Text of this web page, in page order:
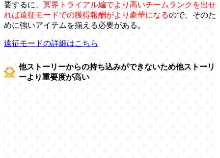
要するに、 冥界トライアル編でより高いチームランクを出せ
れば遠征モードでの獲得報酬がより豪華になるので、そのた
めに強いアイテムを揃える必要がある。
遠征モードの詳細はこちら
他ストーリーからの持ち込みができないため他ストーリ
ーより重要度が高い